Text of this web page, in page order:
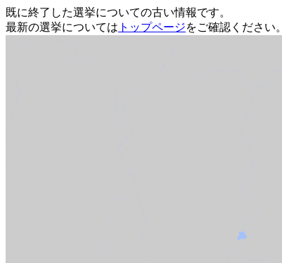
既に終了した選挙についての古い情報です。
最新の選挙については トップページをご確認ください。